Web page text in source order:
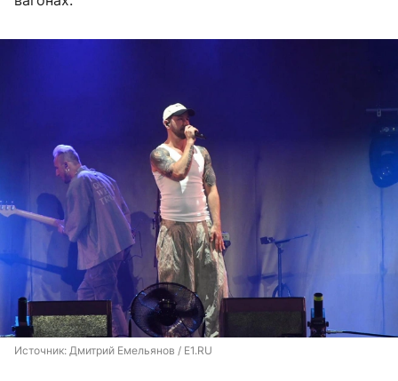
Источник: Дмитрий Емельянов / E1.RU